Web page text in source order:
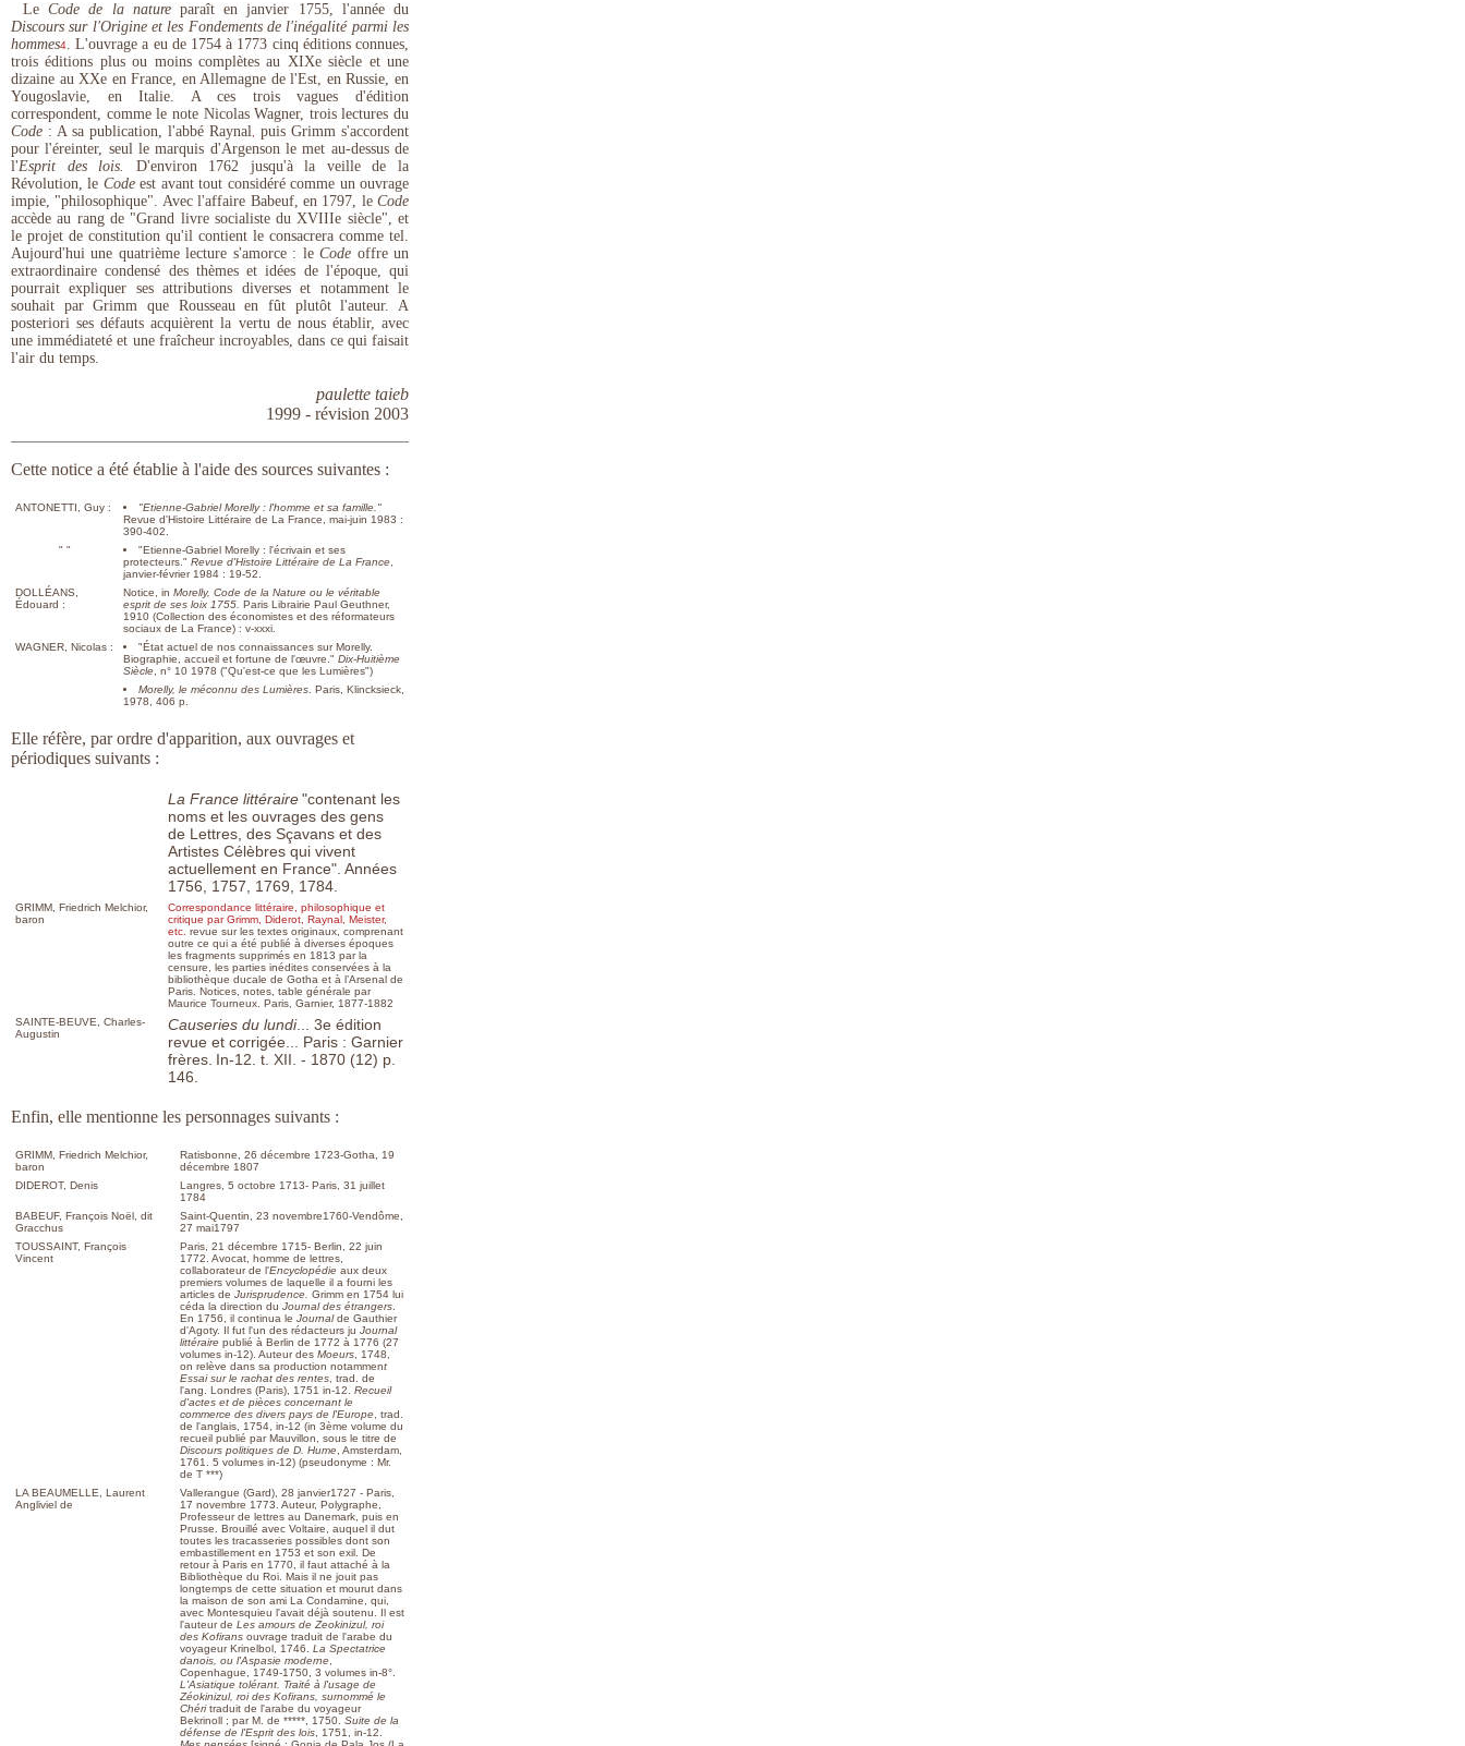
LeCode de la natureparaît en janvier 1755, l'année du
Discours sur l'Origine et les Fondements de l'inégalité parmi les
hommes4. L'ouvrage a eu de 1754 à 1773 cinq éditions connues,
trois éditions plus ou moins complètes au XIXe siècle et une
dizaine au XXe en France, en Allemagne de l'Est, en Russie, en
Yougoslavie, en Italie. A ces trois vagues d'édition
correspondent, comme le note Nicolas Wagner, trois lectures du
Code : A sa publication, l'abbé Raynal puis Grimm s'accordent
pour l'éreinter, seul le marquis d'Argenson le met au-dessus de
l'Esprit des lois. D'environ 1762 jusqu'à la veille de la
Révolution, le Codeest avant tout considéré comme un ouvrage
impie, "philosophique". Avec l'affaire Babeuf, en 1797, le Code
accède au rang de "Grand livre socialiste du XVIIIe siècle", et
le projet de constitution qu'il contient le consacrera comme tel.
Aujourd'hui une quatrième lecture s'amorce : leCode offre un
extraordinaire condensé des thèmes et idées de l'époque, qui
pourrait expliquer ses attributions diverses et notamment le
souhait par Grimm que Rousseau en fût plutôt l'auteur. A
posteriori ses défauts acquièrent la vertu de nous établir, avec
une immédiateté et une fraîcheur incroyables, dans ce qui faisait
l'air du temps.
paulette taieb
1999 - révision 2003
Cette notice a été établie à l'aide des sources suivantes :
ANTONETTI, Guy :
"Etienne-Gabriel Morelly : l'homme et sa famille."
Revue d'Histoire Littéraire de La France, mai-juin 1983 :
390-402.
" "
"Etienne-Gabriel Morelly : l'écrivain et ses
protecteurs." Revue d'Histoire Littéraire de La France
janvier-février 1984 : 19-52.
DOLLÉANS,
Édouard :
Notice, in Morelly, Code de la Nature ou le véritable
esprit de ses loix 1755. Paris Librairie Paul Geuthner,
1910 (Collection des économistes et des réformateurs
sociaux de La France) : v-xxxi.
WAGNER, Nicolas :
"État actuel de nos connaissances sur Morelly.
Biographie, accueil et fortune de l'œuvre." Dix-Huitième
Siècle , n° 10 1978 ("Qu'est-ce que les Lumières")
Morelly, le méconnu des Lumières . Paris, Klincksieck,
1978, 406 p.
Elle réfère, par ordre d'apparition, aux ouvrages et
périodiques suivants :
La France littéraire"contenant les
noms et les ouvrages des gens
de Lettres, des Sçavans et des
Artistes Célèbres qui vivent
actuellement en France". Années
1756, 1757, 1769, 1784.
GRIMM, Friedrich Melchior,
baron
Correspondance littéraire, philosophique et
critique par Grimm, Diderot, Raynal, Meister,
etc. revue sur les textes originaux, comprenant
outre ce qui a été publié à diverses époques
les fragments supprimés en 1813 par la
censure, les parties inédites conservées à la
bibliothèque ducale de Gotha et à l’Arsenal de
Paris. Notices, notes, table générale par
Maurice Tourneux. Paris, Garnier, 1877-1882
SAINTE-BEUVE, Charles-
Augustin
Causeries du lundi... 3e édition
revue et corrigée... Paris : Garnier
frères. In-12. t. XII. - 1870 (12) p.
146.
Enfin, elle mentionne les personnages suivants :
GRIMM, Friedrich Melchior,
baron
Ratisbonne, 26 décembre 1723-Gotha, 19
décembre 1807
DIDEROT, Denis
Langres, 5 octobre 1713- Paris, 31 juillet
1784
BABEUF, François Noël, dit
Gracchus
Saint-Quentin, 23 novembre1760-Vendôme,
27 mai1797
TOUSSAINT, François
Vincent
Paris, 21 décembre 1715- Berlin, 22 juin
1772. Avocat, homme de lettres,
collaborateur de l'Encyclopédie aux deux
premiers volumes de laquelle il a fourni les
articles de Jurisprudence. Grimm en 1754 lui
céda la direction du Journal des étrangers
En 1756, il continua le Journalde Gauthier
d'Agoty. Il fut l'un des rédacteurs ju Journal
littéraire publié à Berlin de 1772 à 1776 (27
volumes in-12). Auteur des Moeurs , 1748,
on relève dans sa production notamment
Essai sur le rachat des rentes , trad. de
l'ang. Londres (Paris), 1751 in-12. Recueil
d'actes et de pièces concernant le
commerce des divers pays de l'Europe , trad.
de l'anglais, 1754, in-12 (in 3ème volume du
recueil publié par Mauvillon, sous le titre de
Discours politiques de D. Hume , Amsterdam,
1761. 5 volumes in-12) (pseudonyme : Mr.
de T ***)
LA BEAUMELLE, Laurent
Angliviel de
Vallerangue (Gard), 28 janvier1727 - Paris,
17 novembre 1773. Auteur, Polygraphe,
Professeur de lettres au Danemark, puis en
Prusse. Brouillé avec Voltaire, auquel il dut
toutes les tracasseries possibles dont son
embastillement en 1753 et son exil. De
retour à Paris en 1770, il faut attaché à la
Bibliothèque du Roi. Mais il ne jouit pas
longtemps de cette situation et mourut dans
la maison de son ami La Condamine, qui,
avec Montesquieu l'avait déjà soutenu. Il est
l'auteur de Les amours de Zeokinizul, roi
des Kofirans ouvrage traduit de l'arabe du
voyageur Krinelbol, 1746. La Spectatrice
danois, ou l'Aspasie moderne
Copenhague, 1749-1750, 3 volumes in-8°.
L'Asiatique tolérant. Traité à l'usage de
Zéokinizul, roi des Kofirans, surnommé le
Chéritraduit de l'arabe du voyageur
Bekrinoll ; par M. de *****, 1750. Suite de la
défense de l'Esprit des lois , 1751, in-12.